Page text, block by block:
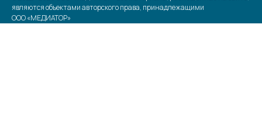
являются объектами авторского права, принадлежащими
ООО «МЕДИАТОР»